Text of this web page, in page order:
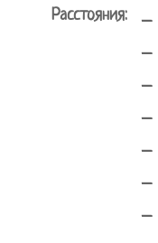
Расстояния:
-
-
-
-
-
-
-